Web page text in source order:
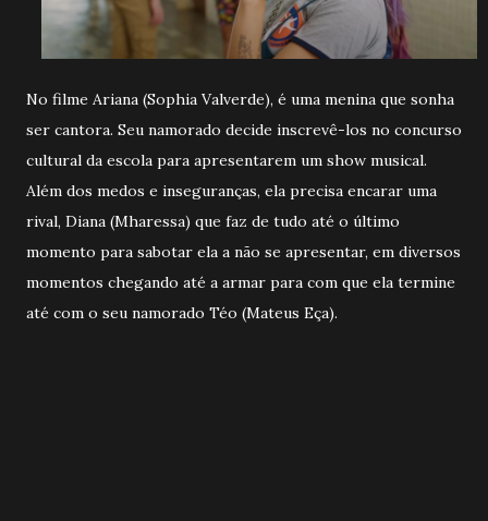
No filme Ariana (Sophia Valverde), é uma menina que sonha
ser cantora. Seu namorado decide inscrevê-los no concurso
cultural da escola para apresentarem um show musical.
Além dos medos e inseguranças, ela precisa encarar uma
rival, Diana (Mharessa) que faz de tudo até o último
momento para sabotar ela a não se apresentar, em diversos
momentos chegando até a armar para com que ela termine
até com o seu namorado Téo (Mateus Eça).